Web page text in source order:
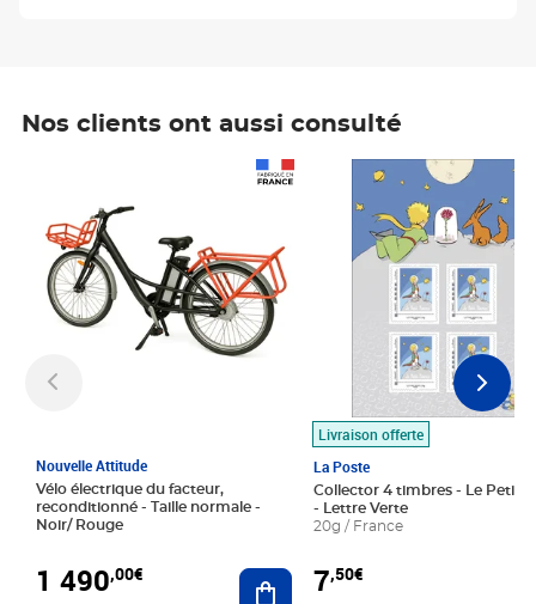
Nos clients ont aussi consulté
Nouvelle Attitude
Vélo électrique du facteur,
reconditionné - Taille normale -
Noir/ Rouge
1 490,00€ Ajouter au panier
Livraison offerte
La Poste
Collector 4 timbres - Le Petit
- Lettre Verte
20g / France
7,50€
Prix 7,50€